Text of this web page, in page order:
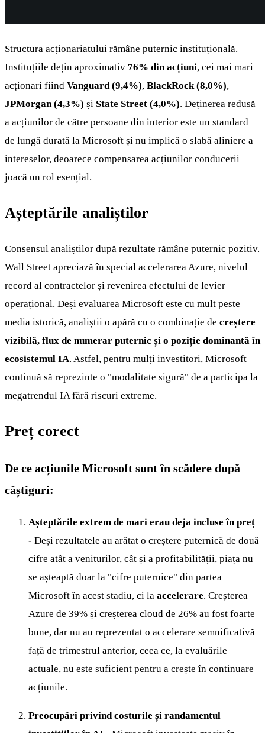
Structura acționariatului rămâne puternic instituțională.
Instituțiile dețin aproximativ 76% din acțiuni, cei mai mari
acționari fiind Vanguard (9,4%), BlackRock (8,0%),
JPMorgan (4,3%) și State Street (4,0%). Deținerea redusă
a acțiunilor de către persoane din interior este un standard
de lungă durată la Microsoft și nu implică o slabă aliniere a
intereselor, deoarece compensarea acțiunilor conducerii
joacă un rol esențial.
Așteptările analiștilor
Consensul analiștilor după rezultate rămâne puternic pozitiv.
Wall Street apreciază în special accelerarea Azure, nivelul
record al contractelor și revenirea efectului de levier
operațional. Deși evaluarea Microsoft este cu mult peste
media istorică, analiștii o apără cu o combinație de creștere
vizibilă, flux de numerar puternic și o poziție dominantă în
ecosistemul IA. Astfel, pentru mulți investitori, Microsoft
continuă să reprezinte o "modalitate sigură" de a participa la
megatrendul IA fără riscuri extreme.
Preț corect
De ce acțiunile Microsoft sunt în scădere după
câștiguri:
Așteptările extrem de mari erau deja incluse în preț
- Deși rezultatele au arătat o creștere puternică de două
cifre atât a veniturilor, cât și a profitabilității, piața nu
se așteaptă doar la "cifre puternice" din partea
Microsoft în acest stadiu, ci la accelerare. Creșterea
Azure de 39% și creșterea cloud de 26% au fost foarte
bune, dar nu au reprezentat o accelerare semnificativă
față de trimestrul anterior, ceea ce, la evaluările
actuale, nu este suficient pentru a crește în continuare
acțiunile.
Preocupări privind costurile și randamentul